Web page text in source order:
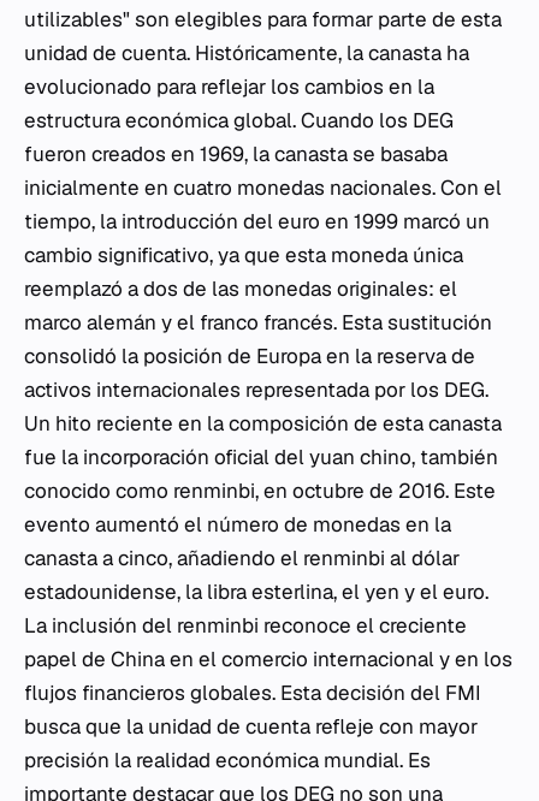
utilizables" son elegibles para formar parte de esta
unidad de cuenta. Históricamente, la canasta ha
evolucionado para reflejar los cambios en la
estructura económica global. Cuando los DEG
fueron creados en 1969, la canasta se basaba
inicialmente en cuatro monedas nacionales. Con el
tiempo, la introducción del euro en 1999 marcó un
cambio significativo, ya que esta moneda única
reemplazó a dos de las monedas originales: el
marco alemán y el franco francés. Esta sustitución
consolidó la posición de Europa en la reserva de
activos internacionales representada por los DEG.
Un hito reciente en la composición de esta canasta
fue la incorporación oficial del yuan chino, también
conocido como renminbi, en octubre de 2016. Este
evento aumentó el número de monedas en la
canasta a cinco, añadiendo el renminbi al dólar
estadounidense, la libra esterlina, el yen y el euro.
La inclusión del renminbi reconoce el creciente
papel de China en el comercio internacional y en los
flujos financieros globales. Esta decisión del FMI
busca que la unidad de cuenta refleje con mayor
precisión la realidad económica mundial. Es
importante destacar que los DEG no son una